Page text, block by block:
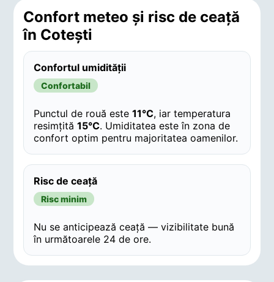
Confort meteo și risc de ceață
în Coteşti
Confortul umidității
Confortabil
Punctul de rouă este11°C, iar temperatura
resimțită15°C. Umiditatea este în zona de
confort optim pentru majoritatea oamenilor.
Risc de ceață
Risc minim
Nu se anticipează ceață — vizibilitate bună
în următoarele 24 de ore.